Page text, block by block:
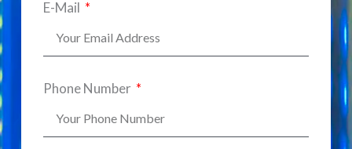
E-Mail
Phone Number